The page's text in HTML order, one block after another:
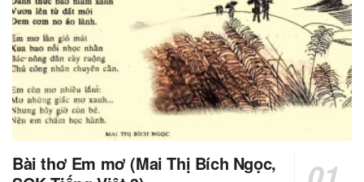
Bài thơ Em mơ (Mai Thị Bích Ngọc,